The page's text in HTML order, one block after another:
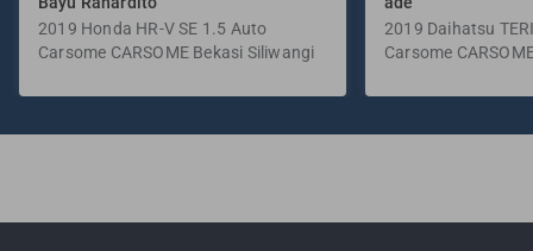
2019 Honda HR-V SE 1.5 Auto
Carsome CARSOME Bekasi Siliwangi
2019 Daihatsu
Manual
Carsome